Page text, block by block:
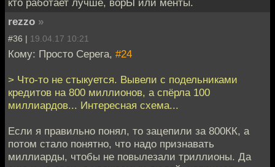
кто работает лучше, ворЫ или менты.
rezzo »
#36 | 19.04.17 10:21
Кому: Просто Серега, #24
> Что-то не стыкуется. Вывели с подельниками
кредитов на 800 миллионов, а спёрла 100
миллиардов... Интересная схема...
Если я правильно понял, то зацепили за 800КК, а
потом стало понятно, что надо признавать
миллиарды, чтобы не повылезали триллионы. Да